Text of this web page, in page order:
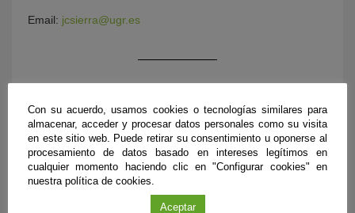
Email: jcsierra@ugr.es
Con su acuerdo, usamos cookies o tecnologías similares para
almacenar, acceder y procesar datos personales como su visita
en este sitio web. Puede retirar su consentimiento u oponerse al
procesamiento de datos basado en intereses legítimos en
cualquier momento haciendo clic en "Configurar cookies" en
nuestra política de cookies.
Aceptar